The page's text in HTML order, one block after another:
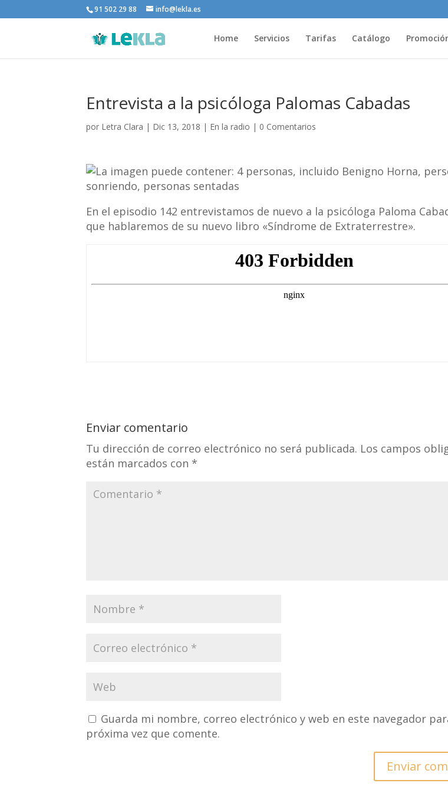
91 502 29 88 info@lekla.es
Home Servicios Tarifas Catálogo
Entrevista a la psicóloga Palomas Cabadas
por Letra Clara | Dic 13, 2018 | En la radio | 0 Comentarios
En el episodio 142 entrevistamos de nuevo a la psicóloga Paloma
que hablaremos de su nuevo libro «Síndrome de Extraterrestre».
Enviar comentario
Tu dirección de correo electrónico no será publicada. Los campos
están marcados con *
Guarda mi nombre, correo electrónico y web en este navegador
próxima vez que comente.